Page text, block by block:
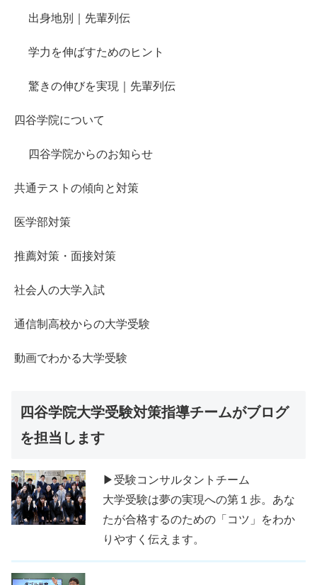
出身地別｜先輩列伝
学力を伸ばすためのヒント
驚きの伸びを実現｜先輩列伝
四谷学院について
四谷学院からのお知らせ
共通テストの傾向と対策
医学部対策
推薦対策・面接対策
社会人の大学入試
通信制高校からの大学受験
動画でわかる大学受験
四谷学院大学受験対策指導チームがブログ
を担当します
▶受験コンサルタントチーム
大学受験は夢の実現への第１歩。あな
たが合格するのための「コツ」をわか
りやすく伝えます。